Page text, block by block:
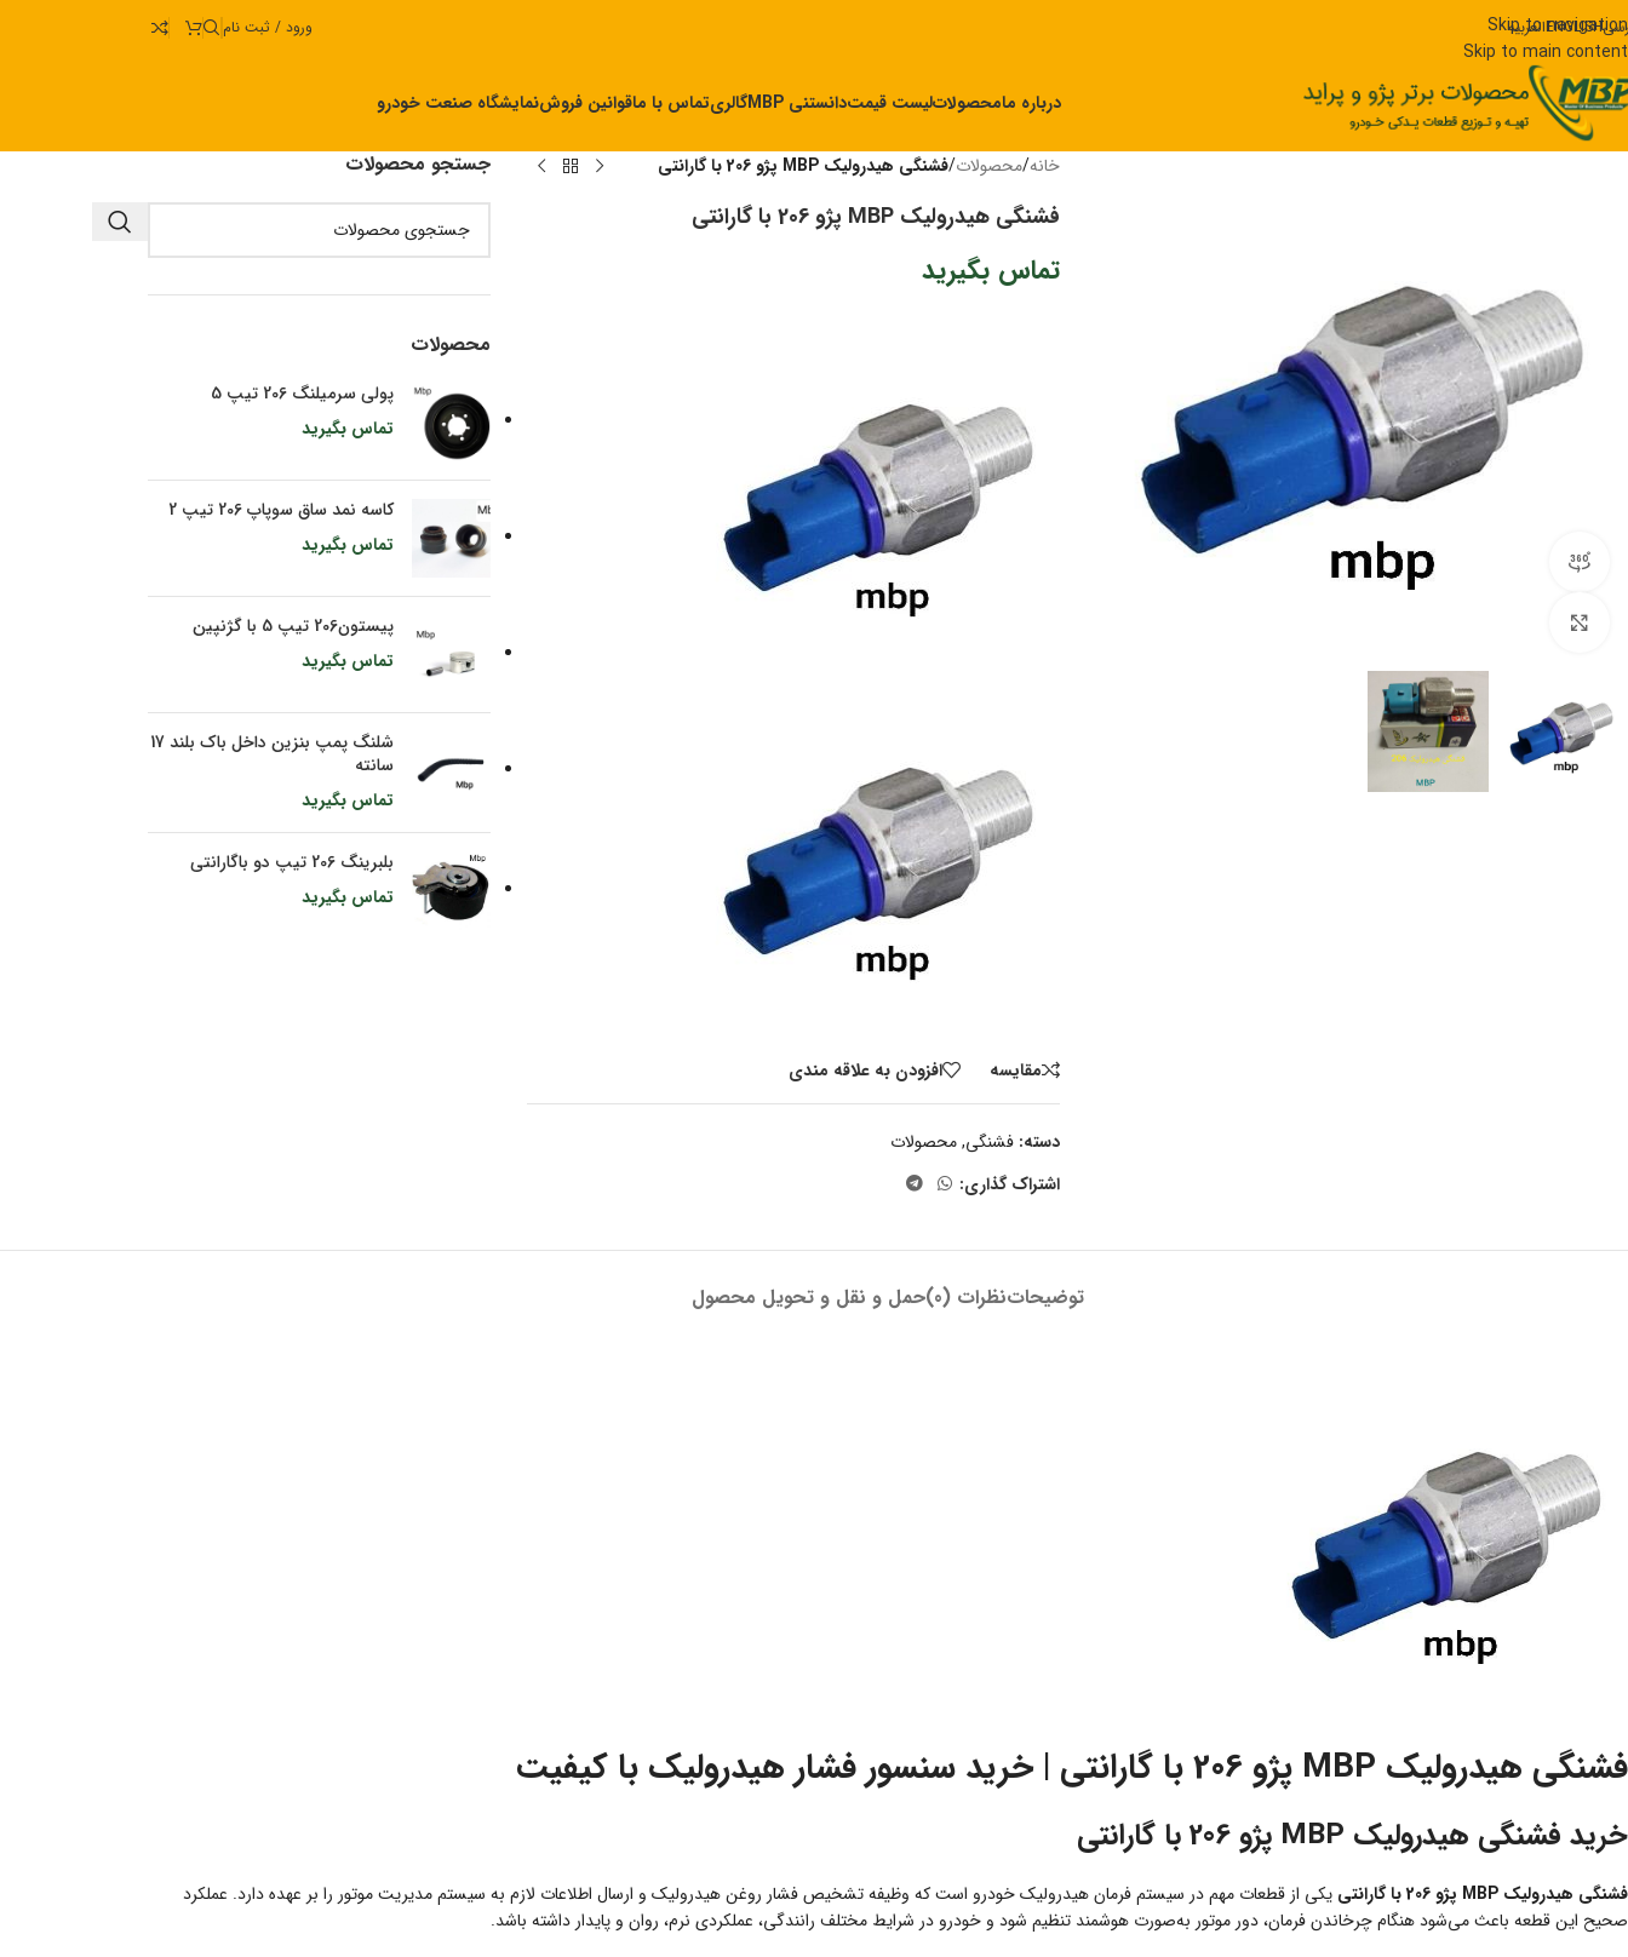
Skip to navigation
Skip to main content
ENGLISHالعربیه ورود / ثبت نام
درباره مامحصولاتلیست قیمتدانستنی MBP گالریتماس با ماقوانین فروشنمایشگاه صنعت خودرو
خانه/محصولات/فشنگی هیدرولیک MBP پژو 206 با گارانتی
فشنگی هیدرولیک MBP پژو 206 با گارانتی
تماس بگیرید
مقايسه افزودن به علاقه مندی
دسته: فشنگی, محصولات
اشتراک گذاری:
جستجو محصولات
محصولات
پولی سرمیلنگ 206 تیپ 5
تماس بگیرید
کاسه نمد ساق سوپاپ 206 تیپ 2
تماس بگیرید
پیستون206 تیپ 5 با گژنپین
تماس بگیرید
شلنگ پمپ بنزین داخل باک بلند 17
سانته
تماس بگیرید
بلبرینگ 206 تیپ دو باگارانتی
تماس بگیرید
توضیحاتنظرات (0) حمل و نقل و تحویل محصول
فشنگی هیدرولیک MBP پژو 206 با گارانتی | خرید سنسور فشار هیدرولیک با کیفیت
خرید فشنگی هیدرولیک MBP پژو 206 با گارانتی
فشنگی هیدرولیک MBP پژو 206 با گارانتی
یکی از قطعات مهم در سیستم فرمان هیدرولیک خودرو است که وظیفه تشخیص فشار روغن هیدرولیک و ارسال اطلاعات لازم به سیستم مدیریت موتور را بر عهده دارد. عملکرد
صحیح این قطعه باعث می‌شود هنگام چرخاندن فرمان، دور موتور به‌صورت هوشمند تنظیم شود و خودرو در شرایط مختلف رانندگی، عملکردی نرم، روان و پایدار داشته باشد.